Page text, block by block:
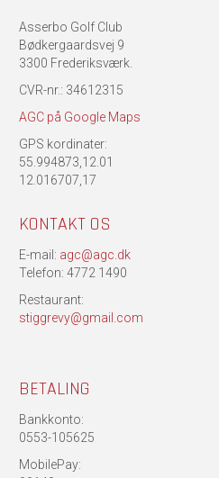
Asserbo Golf Club
Bødkergaardsvej 9
3300 Frederiksværk.
CVR-nr.: 34612315
AGC på Google Maps
GPS kordinater:
55.994873,12.01
12.016707,17
KONTAKT OS
E-mail: agc@agc.dk
Telefon: 4772 1490
Restaurant:
stiggrevy@gmail.com
BETALING
Bankkonto:
0553-105625
MobilePay: